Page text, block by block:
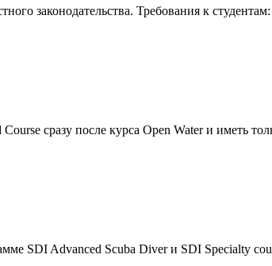
законодательства. Требования к
Course сразу после курса Open Water и иметь
SDI Advanced Scuba Diver и SDI Specialty